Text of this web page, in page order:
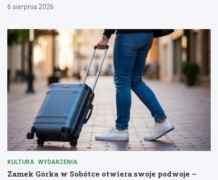
6 sierpnia 2026
KULTURA WYDARZENIA
Zamek Górka w Sobótce otwiera swoje podwoje –